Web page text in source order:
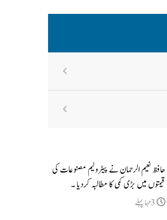
حافظ نعیم الرحمان نے پیٹرولیم مصنوعات کی
قیمتوں میں بڑی کمی کا مطالبہ کردیا ۔